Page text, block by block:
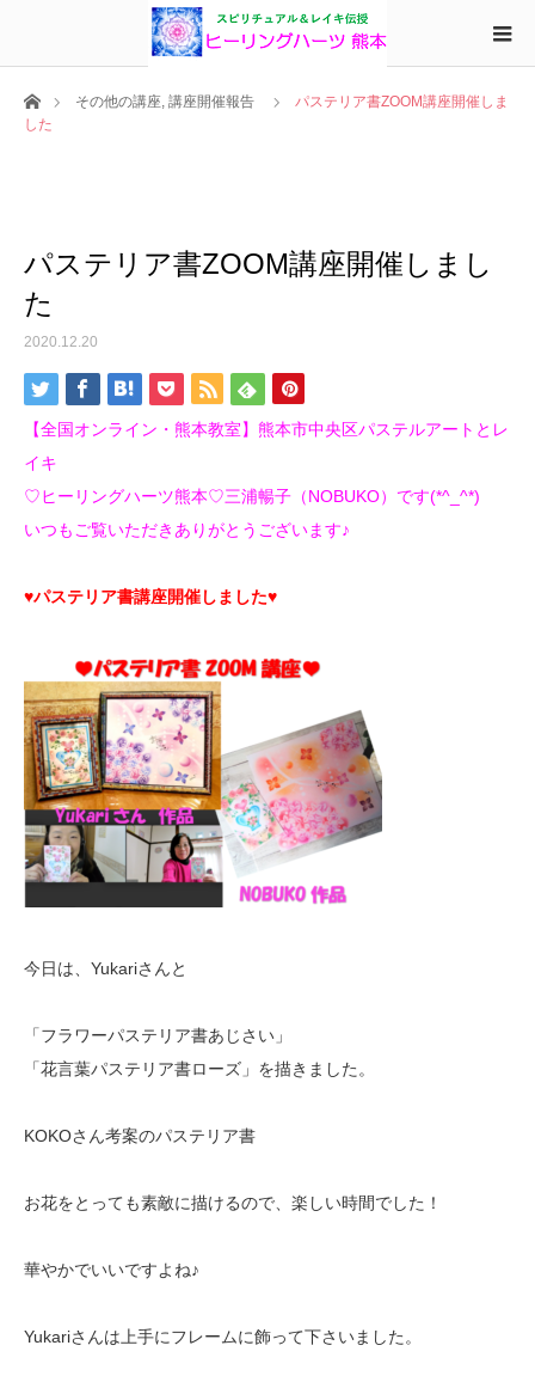
ホームその他の講座, 講座開催報告
パステリア書ZOOM講座開催しま
した
パステリア書ZOOM講座開催しまし
た
2020.12.20
【全国オンライン・熊本教室】熊本市中央区パステルアートとレ
イキ
♡ヒーリングハーツ熊本♡三浦暢子（NOBUKO）です(*^_^*)
いつもご覧いただきありがとうございます♪
♥パステリア書講座開催しました♥
今日は、Yukariさんと
「フラワーパステリア書あじさい」
「花言葉パステリア書ローズ」を描きました。
KOKOさん考案のパステリア書
お花をとっても素敵に描けるので、楽しい時間でした！
華やかでいいですよね♪
Yukariさんは上手にフレームに飾って下さいました。